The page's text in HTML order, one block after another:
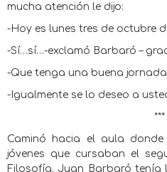
mucha atención le dijo:
-Hoy es lunes tres de octubre
-Sí…sí…-exclamó Barbaró –
-Que tenga una buena
-Igualmente se lo deseo a
***
Caminó hacia el aula
jóvenes que cursaban el
Filosofía. Juan Barbaró